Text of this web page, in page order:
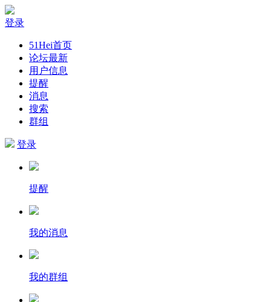
登录
51Hei首页
论坛最新
用户信息
提醒
消息
搜索
群组
登录
提醒
我的消息
我的群组